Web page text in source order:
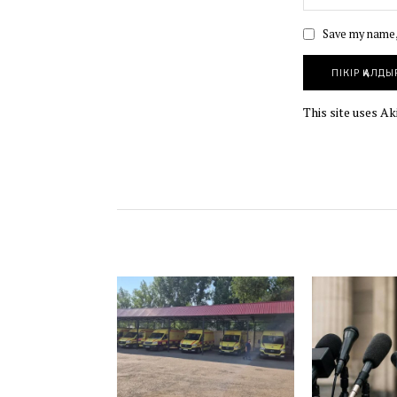
Save my
This site uses